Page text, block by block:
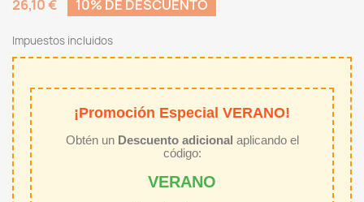
26,10 €
10% DE DESCUENTO
Impuestos incluidos
¡Promoción Especial VERANO!
Obtén un Descuento adicional aplicando el
código:
VERANO